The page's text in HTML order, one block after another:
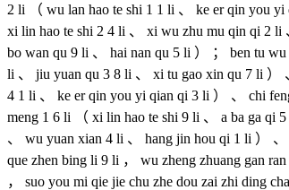
2 li （ wu lan hao te shi 1 1 li 、 ke er qin you
xi lin hao te shi 2 4 li 、 xi wu zhu mu qin qi 2 li
bo wan qu 9 li 、 hai nan qu 5 li ） ； ben tu
li 、 jiu yuan qu 3 8 li 、 xi tu gao xin qu 7 li ）
4 1 li 、 ke er qin you yi qian qi 3 li ） 、 chi
meng 1 6 li （ xi lin hao te shi 9 li 、 a ba ga qi
、 wu yuan xian 4 li 、 hang jin hou qi 1 li ）
que zhen bing li 9 li ， wu zheng zhuang gan
， suo you mi qie jie chu zhe dou zai zhi ding